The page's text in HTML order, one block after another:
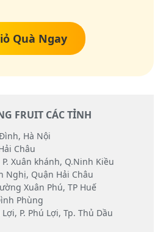
Quà Ngay
FRUIT CÁC TỈNH
Hà Nội
Châu
Xuân khánh, Q.Ninh Kiều
Nghị, Quận Hải Châu
Xuân Phú, TP Huế
Phùng
P. Phú Lợi, Tp. Thủ Dầu